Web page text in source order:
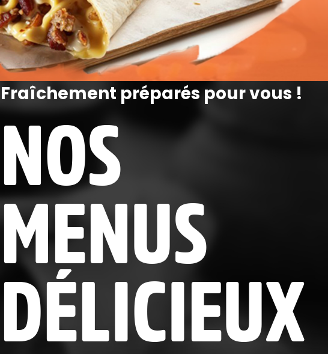
Fraîchement préparés pour vous !
NOS
MENUS
DÉLICIEUX